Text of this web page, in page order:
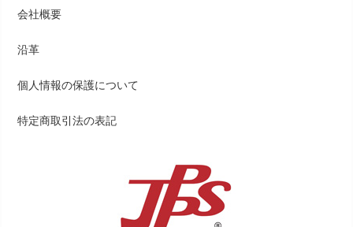
会社概要
沿革
個人情報の保護について
特定商取引法の表記